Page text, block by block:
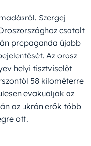
Szergej
csatolt
propaganda újabb
Az orosz
helyi tisztviselőt
58 kilométerre
evakuálják az
az ukrán erők több
ott.